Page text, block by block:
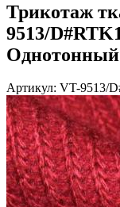
Трикотаж
9513/
Однотонный
Артикул: VT-9513/